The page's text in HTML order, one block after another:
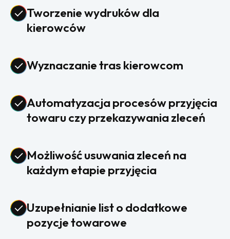
Tworzenie wydruków dla
kierowców
Wyznaczanie tras kierowcom
Automatyzacja procesów przyjęcia
towaru czy przekazywania zleceń
Możliwość usuwania zleceń na
każdym etapie przyjęcia
Uzupełnianie list o dodatkowe
pozycje towarowe